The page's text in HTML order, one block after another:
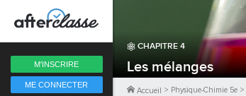
CHAPITRE 4
Les mélanges
Accueil > Physique-Chimie 5e >
M'INSCRIRE
ME CONNECTER
Fermer
6ème
5ème